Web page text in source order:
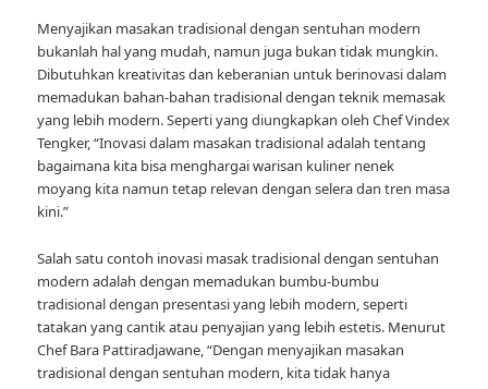
Menyajikan masakan tradisional dengan sentuhan modern
bukanlah hal yang mudah, namun juga bukan tidak mungkin.
Dibutuhkan kreativitas dan keberanian untuk berinovasi dalam
memadukan bahan-bahan tradisional dengan teknik memasak
yang lebih modern. Seperti yang diungkapkan oleh Chef Vindex
Tengker, “Inovasi dalam masakan tradisional adalah tentang
bagaimana kita bisa menghargai warisan kuliner nenek
moyang kita namun tetap relevan dengan selera dan tren masa
kini.”
Salah satu contoh inovasi masak tradisional dengan sentuhan
modern adalah dengan memadukan bumbu-bumbu
tradisional dengan presentasi yang lebih modern, seperti
tatakan yang cantik atau penyajian yang lebih estetis. Menurut
Chef Bara Pattiradjawane, “Dengan menyajikan masakan
tradisional dengan sentuhan modern, kita tidak hanya